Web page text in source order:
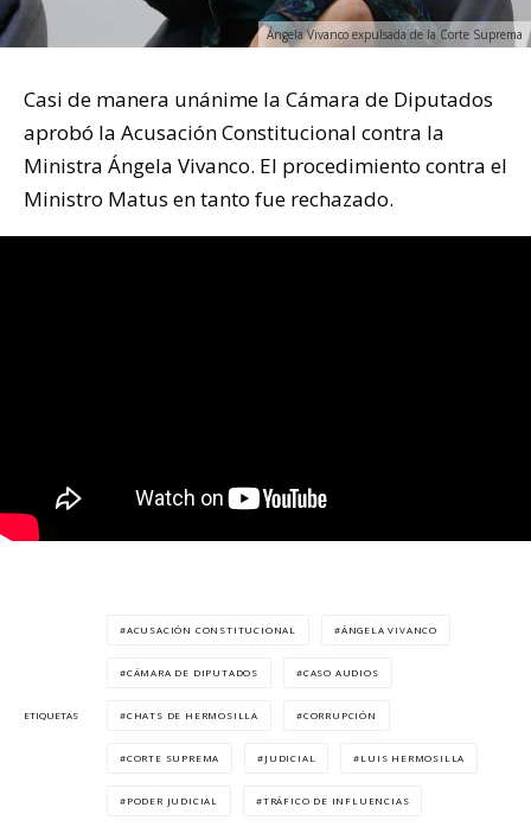
Ángela Vivanco expulsada de la Corte Suprema
Casi de manera unánime la Cámara de Diputados
aprobó la Acusación Constitucional contra la
Ministra Ángela Vivanco. El procedimiento contra el
Ministro Matus en tanto fue rechazado.
ETIQUETAS
ACUSACIÓN CONSTITUCIONAL ÁNGELA VIVANCO
CÁMARA DE DIPUTADOS CASO AUDIOS
CHATS DE HERMOSILLA CORRUPCIÓN
CORTE SUPREMA JUDICIAL LUIS HERMOSILLA
PODER JUDICIAL TRÁFICO DE INFLUENCIAS